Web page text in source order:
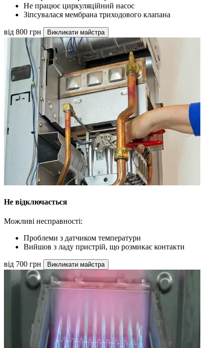
Не працює циркуляційний насос
Зіпсувалася мембрана триходового клапана
від 800 грн Викликати майстра
Не відключається
Можливі несправності:
Проблеми з датчиком температури
Вийшов з ладу пристрій, що розмикає контакти
від 700 грн Викликати майстра